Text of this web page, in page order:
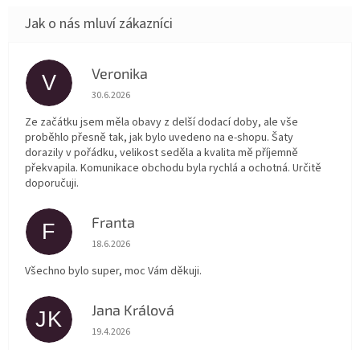
V Veronika
Hodnocení obchodu je 5 z 5 hvězdiček.
30.6.2026
Ze začátku jsem měla obavy z delší dodací doby, ale vše
proběhlo přesně tak, jak bylo uvedeno na e-shopu. Šaty
dorazily v pořádku, velikost seděla a kvalita mě příjemně
překvapila. Komunikace obchodu byla rychlá a ochotná. Určitě
doporučuji.
F Franta
Hodnocení obchodu je 5 z 5 hvězdiček.
18.6.2026
Všechno bylo super, moc Vám děkuji.
JK Jana Králová
Hodnocení obchodu je 5 z 5 hvězdiček.
19.4.2026